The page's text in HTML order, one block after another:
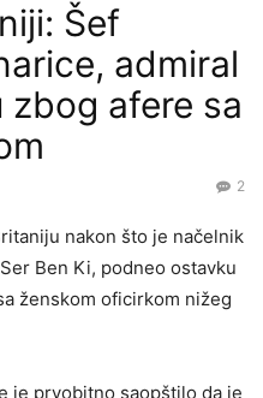
Šef
admiral
afere sa
2
nakon što je načelnik
Ben Ki, podneo ostavku
ženskom oficirkom nižeg
je prvobitno saopštilo da je